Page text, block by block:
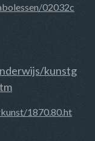
02032c
kunstg
1870.80.ht